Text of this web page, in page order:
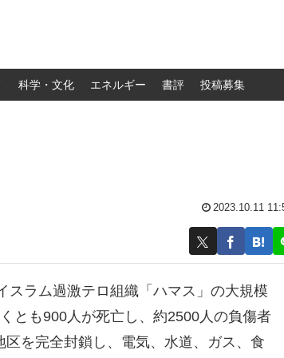
科学・文化 エネルギー 書評 投稿募集
2023.10.11
スラム過激テロ組織「ハマス」の大規模
とも900人が死亡し、約2500人の負傷者
を完全封鎖し、電気、水道、ガス、食